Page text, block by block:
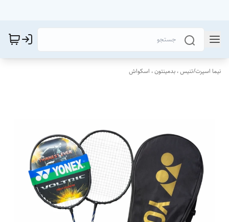
نیما اسپرت/تنیس ، بدمینتون ، اسکواش